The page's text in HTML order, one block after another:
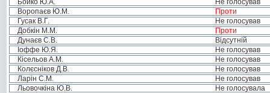
Бойко Ю.А.
Не голосував
Воропаєв Ю.М.
Проти
Гусак В.Г.
Не голосував
Добкін М.М.
Проти
Дунаєв С.В.
Відсутній
Іоффе Ю.Я.
Не голосував
Кісельов А.М.
Не голосував
Колєсніков Д.В.
Не голосував
Ларін С.М.
Не голосував
Льовочкіна Ю.В.
Не голосувала